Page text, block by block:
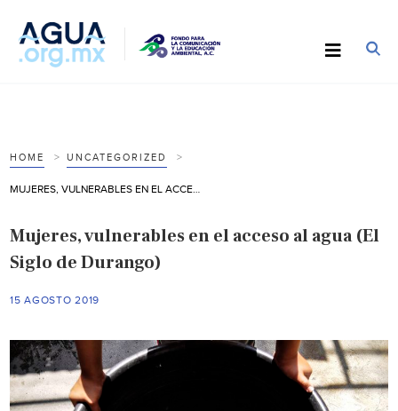
HOME UNCATEGORIZED
Mujeres, vulnerables en el acceso al agua (El
Siglo de Durango)
15 AGOSTO 2019